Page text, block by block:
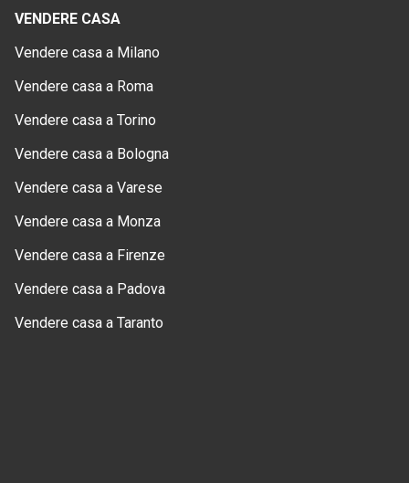
VENDERE CASA
Vendere casa a Milano
Vendere casa a Roma
Vendere casa a Torino
Vendere casa a Bologna
Vendere casa a Varese
Vendere casa a Monza
Vendere casa a Firenze
Vendere casa a Padova
Vendere casa a Taranto